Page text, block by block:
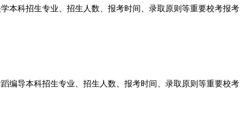
本科招生专业、招生人数、报考时间、录取原则等重要校考报考
编导本科招生专业、招生人数、报考时间、录取原则等重要校考